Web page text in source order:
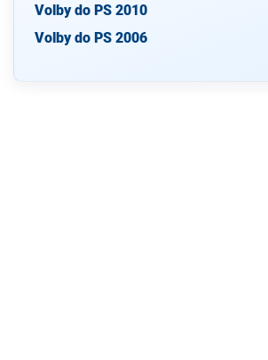
Volby do PS 2010
Volby do PS 2006